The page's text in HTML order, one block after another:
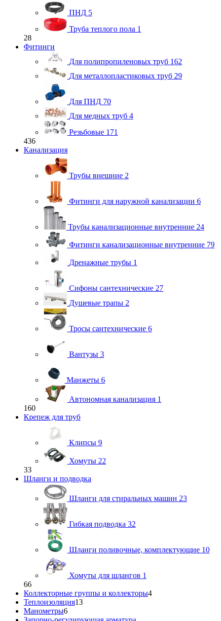
ПНД 5
Труба теплого пола 1
28
Фитинги
Для полипропиленовых труб 162
Для металлопластиковых труб 29
Для ПНД 70
Для медных труб 4
Резьбовые 171
436
Канализация
Трубы внешние 2
Фитинги для наружной канализации 6
Трубы канализационные внутренние 24
Фитинги канализационные внутренние 79
Дренажные трубы 1
Сифоны сантехнические 27
Душевые трапы 2
Тросы сантехнические 6
Вантузы 3
Манжеты 6
Автономная канализация 1
160
Крепеж для труб
Клипсы 9
Хомуты 22
33
Шланги и подводка
Шланги для стиральных машин 23
Гибкая подводка 32
Шланги поливочные, комплектующие 10
Хомуты для шлангов 1
66
Коллекторные группы и коллекторы4
Теплоизоляция13
Манометры6